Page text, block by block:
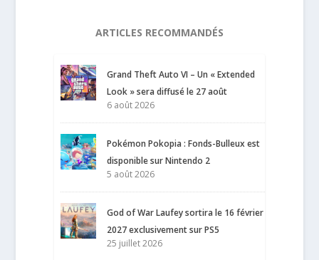
ARTICLES RECOMMANDÉS
Grand Theft Auto VI – Un « Extended
Look » sera diffusé le 27 août
6 août 2026
Pokémon Pokopia : Fonds-Bulleux est
disponible sur Nintendo 2
5 août 2026
God of War Laufey sortira le 16 février
2027 exclusivement sur PS5
25 juillet 2026